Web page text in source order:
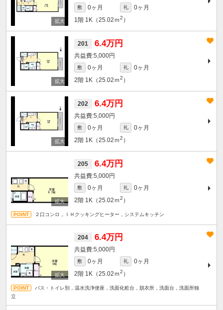
敷 0ヶ月 礼
0ヶ月
1階 1K（25.02ｍ2 ）
201 6.4万円
5,000円
敷 0ヶ月 礼
0ヶ月
2階 1K（25.02ｍ2 ）
202 6.4万円
5,000円
敷 0ヶ月 礼
0ヶ月
2階 1K（25.02ｍ2 ）
205 6.4万円
5,000円
敷 0ヶ月 礼
0ヶ月
2階 1K（25.02ｍ2 ）
２口コンロ，ＩＨクッキングヒーター，システムキッチン
204 6.4万円
5,000円
敷 0ヶ月 礼
0ヶ月
2階 1K（25.02ｍ2 ）
バス・トイレ別，温水洗浄便座，洗面化粧台，脱衣所，洗面台，洗面所独
立